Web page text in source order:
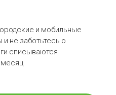
и мобильные
не заботьтесь о
списываются
месяц